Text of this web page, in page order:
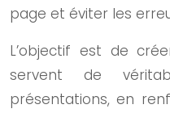
page et éviter les
L’objectif est de
servent de
présentations, en